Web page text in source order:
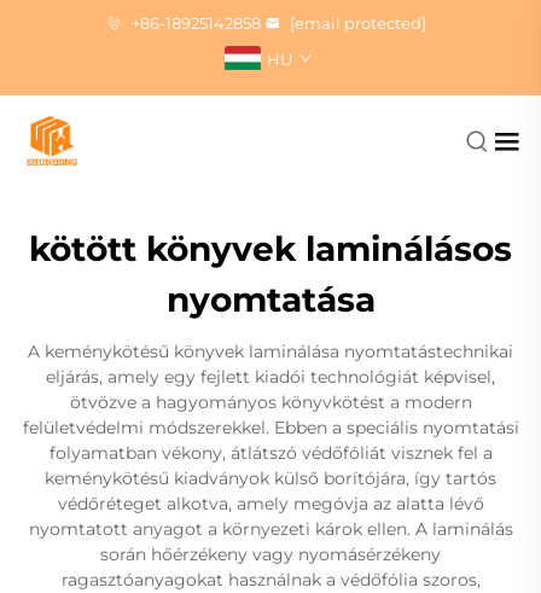
+86-18925142858
[email protected]
HU
kötött könyvek laminálásos
nyomtatása
A keménykötésű könyvek laminálása nyomtatástechnikai
eljárás, amely egy fejlett kiadói technológiát képvisel,
ötvözve a hagyományos könyvkötést a modern
felületvédelmi módszerekkel. Ebben a speciális nyomtatási
folyamatban vékony, átlátszó védőfóliát visznek fel a
keménykötésű kiadványok külső borítójára, így tartós
védőréteget alkotva, amely megóvja az alatta lévő
nyomtatott anyagot a környezeti károk ellen. A laminálás
során hőérzékeny vagy nyomásérzékeny
ragasztóanyagokat használnak a védőfólia szoros,